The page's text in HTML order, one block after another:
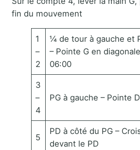
fin du mouvement
1
–
2
¼ de tour à gauche et
– Pointe G en
06:00
3
–
4
PG à gauche – Pointe
5
PD à côté du PG –
devant le PD